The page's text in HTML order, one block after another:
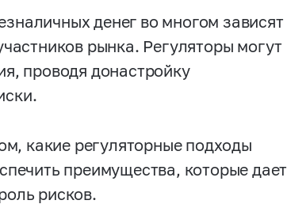
денег во многом зависят
рынка. Регуляторы могут
проводя донастройку
какие регуляторные подходы
преимущества, которые дает
рисков.